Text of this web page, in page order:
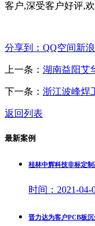
客户,深受客户好评,欢
分享到： QQ空间新
上一条： 湖南益阳艾
下一条： 浙江波峰焊
返回列表
最新案例
桂林中辉科技非标定
时间： 2021-04-
晋力达为客户PCB板